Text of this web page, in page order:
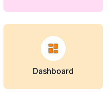
Dashboard